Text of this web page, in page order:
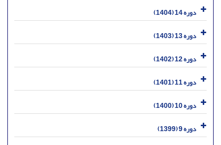
دوره 14 (1404)
دوره 13 (1403)
دوره 12 (1402)
دوره 11 (1401)
دوره 10 (1400)
دوره 9 (1399)